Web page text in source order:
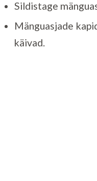
Sildistage
Mänguasjade
käivad.